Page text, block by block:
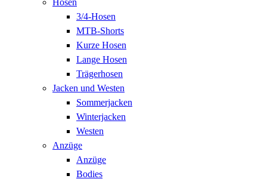
3/4-Hosen
MTB-Shorts
Kurze Hosen
Lange Hosen
Trägerhosen
Jacken und Westen
Sommerjacken
Winterjacken
Westen
Anzüge
Anzüge
Bodies